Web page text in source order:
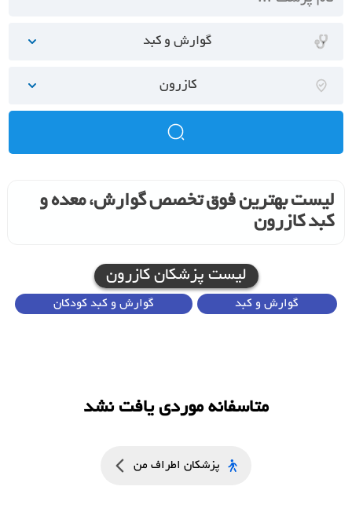
گوارش و کبد
کازرون
لیست بهترین فوق تخصص گوارش، معده و
کبد کازرون
لیست پزشکان کازرون
گوارش و کبد گوارش و کبد کودکان
متاسفانه موردی یافت نشد
پزشکان اطراف من